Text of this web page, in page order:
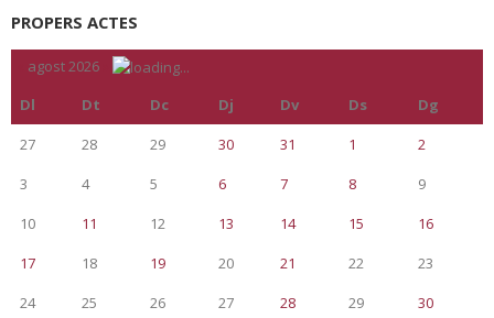
PROPERS ACTES
agost 2026
Dl
Dt Dc Dj Dv Ds
Dg
27
28 29 30 31 1
2
3
4 5 6 7 8
9
10
11 12 13 14 15
16
17
18 19 20 21 22
23
24
25 26 27 28 29
30